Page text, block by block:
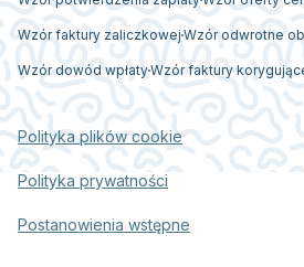
Wzór faktury zaliczkowej Wzór odwrotne
Wzór dowód wpłatyWzór faktury
Polityka plików cookie
Polityka prywatności
Postanowienia wstępne